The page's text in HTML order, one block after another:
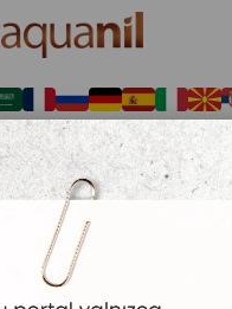
AMBIANCE (6 MM ÖZEL SÜRGÜLÜ SİSTEM)
DENTA